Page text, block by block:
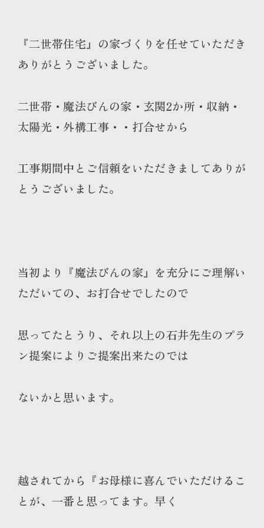
『二世帯住宅』の家づくりを任せていただき
ありがとうございました。
二世帯・魔法びんの家・玄関2か所・収納・
太陽光・外構工事・・打合せから
工事期間中とご信頼をいただきましてありが
とうございました。
当初より『魔法びんの家』を充分にご理解い
ただいての、お打合せでしたので
思ってたとうり、それ以上の石井先生のプラ
ン提案によりご提案出来たのでは
ないかと思います。
越されてから『お母様に喜んでいただけるこ
とが、一番と思ってます。早く